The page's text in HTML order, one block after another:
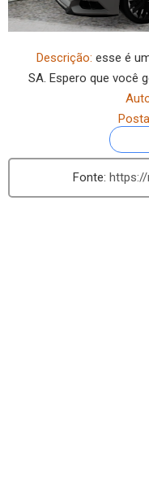
Descrição: esse é
SA. Espero que você